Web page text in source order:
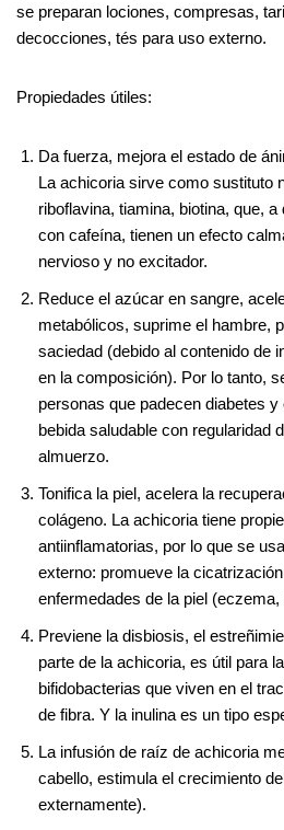
se preparan lociones, compresas,
decocciones, tés para uso externo.
Propiedades útiles:
Da fuerza, mejora el estado de
La achicoria sirve como sustituto
riboflavina, tiamina, biotina, que,
con cafeína, tienen un efecto
nervioso y no excitador.
Reduce el azúcar en sangre,
metabólicos, suprime el hambre,
saciedad (debido al contenido de
en la composición). Por lo tanto,
personas que padecen diabetes
bebida saludable con regularidad
almuerzo.
Tonifica la piel, acelera la
colágeno. La achicoria tiene
antiinflamatorias, por lo que se
externo: promueve la
enfermedades de la piel
Previene la disbiosis, el
parte de la achicoria, es útil para
bifidobacterias que viven en el
de fibra. Y la inulina es un tipo
La infusión de raíz de achicoria
cabello, estimula el crecimiento
externamente).